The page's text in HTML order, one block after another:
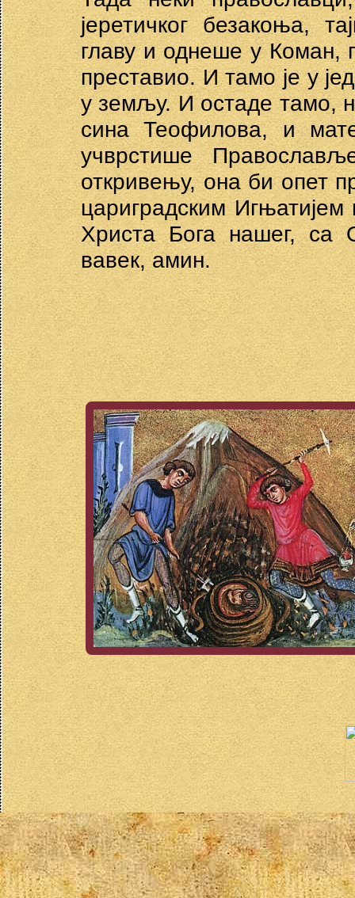
јеретичког безакоња,
главу и однеше у Коман,
преставио. И тамо је у
у земљу. И остаде тамо,
сина Теофилова, и
учврстише
откривењу, она би опет
цариградским
Христа Бога нашег,
вавек, амин.